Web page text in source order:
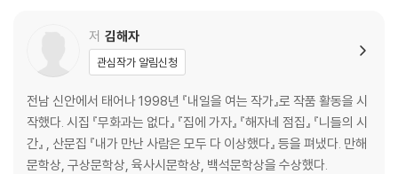
Magnetic Resonance
Human being
Thinking feet
Over beneath the trees
Anonymous
Poet’s Notes
저 김해자
관심작가 알림신청
전남 신안에서 태어나 1998년 『내일을 여는 작가』로 작품 활동을 시
작했다. 시집 『무화과는 없다』 『집에 가자』 『해자네 점집』 『니들의 시
간』 , 산문집 『내가 만난 사람은 모두 다 이상했다』 등을 펴냈다. 만해
문학상, 구상문학상, 육사시문학상, 백석문학상을 수상했다.